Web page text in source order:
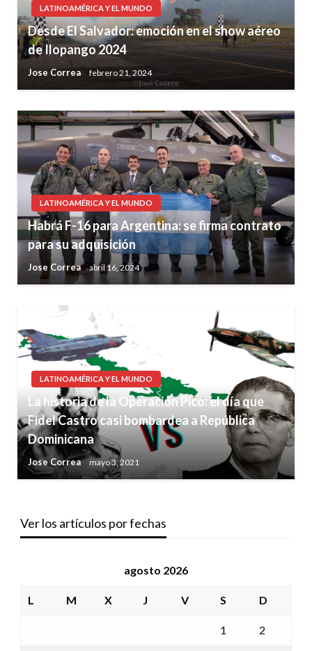
LATINOAMÉRICA Y EL MUNDO
Desde El Salvador: emoción en el show aéreo
de Ilopango 2024
Jose Correa febrero 21, 2024
LATINOAMÉRICA Y EL MUNDO
Habrá F-16 para Argentina: se firma contrato
para su adquisición
Jose Correa abril 16, 2024
LATINOAMÉRICA Y EL MUNDO
La historia de la Operación Pico: el día que
Fidel Castro casi bombardea a República
Dominicana
Jose Correa mayo 3, 2021
Ver los artículos por fechas
agosto 2026
L M X J V S D
1 2